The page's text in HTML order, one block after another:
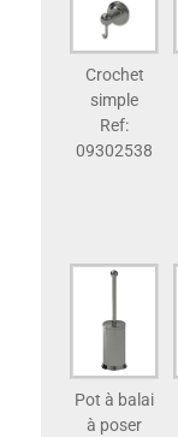
Crochet
simple
Ref:
09302538
Pot à balai
à poser